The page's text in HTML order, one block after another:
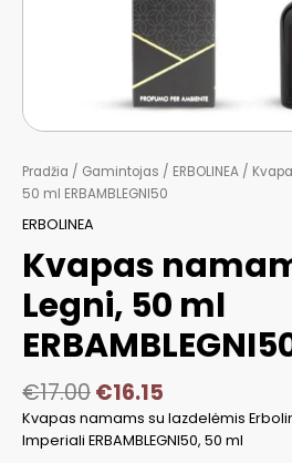
Pradžia / Gamintojas / ERBOLINEA /
50 ml ERBAMBLEGNI50
ERBOLINEA
Kvapas
Legni, 50 ml
€17.00€16.15
Kvapas namams su lazdelėmis
Imperiali ERBAMBLEGNI50, 50 ml